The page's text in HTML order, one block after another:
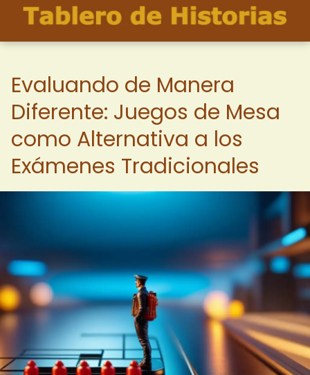
Evaluando de Manera
Diferente: Juegos de Mesa
como Alternativa a los
Exámenes Tradicionales